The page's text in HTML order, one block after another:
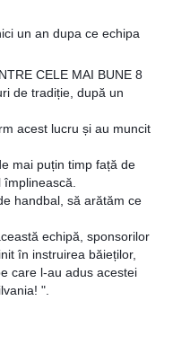
un an dupa ce echipa
CELE MAI BUNE 8
de tradiție, după un
acest lucru și au muncit
mai puțin timp față de
handbal, să arătăm ce
echipă, sponsorilor
în instruirea băieților,
care l-au adus acestei
".